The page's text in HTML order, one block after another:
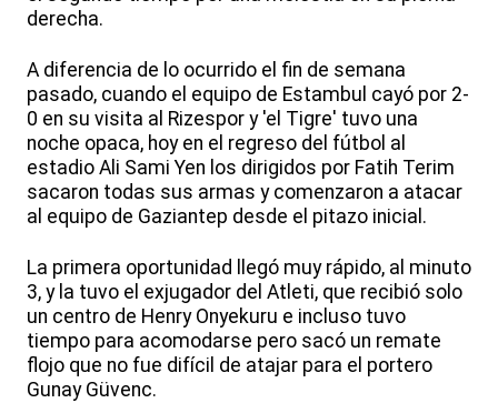
derecha.
A diferencia de lo ocurrido el fin de semana
pasado, cuando el equipo de Estambul cayó por 2-
0 en su visita al Rizespor y 'el Tigre' tuvo una
noche opaca, hoy en el regreso del fútbol al
estadio Ali Sami Yen los dirigidos por Fatih Terim
sacaron todas sus armas y comenzaron a atacar
al equipo de Gaziantep desde el pitazo inicial.
La primera oportunidad llegó muy rápido, al minuto
3, y la tuvo el exjugador del Atleti, que recibió solo
un centro de Henry Onyekuru e incluso tuvo
tiempo para acomodarse pero sacó un remate
flojo que no fue difícil de atajar para el portero
Gunay Güvenc.